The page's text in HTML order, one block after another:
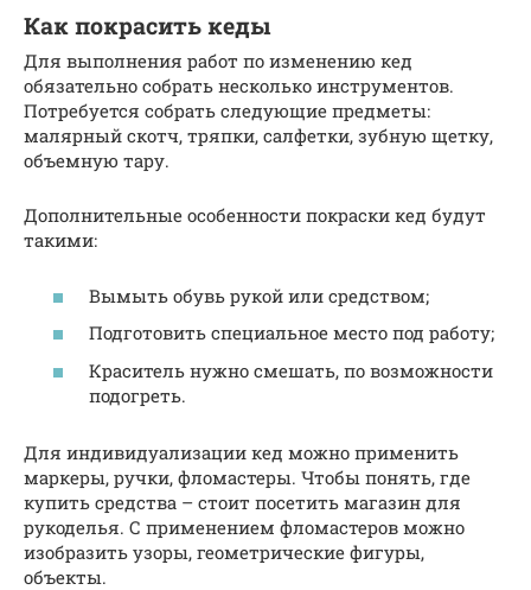
Как покрасить кеды
Для выполнения работ по изменению кед
обязательно собрать несколько инструментов.
Потребуется собрать следующие предметы:
малярный скотч, тряпки, салфетки, зубную щетку,
объемную тару.
Дополнительные особенности покраски кед будут
такими:
Вымыть обувь рукой или средством;
Подготовить специальное место под работу;
Краситель нужно смешать, по возможности
подогреть.
Для индивидуализации кед можно применить
маркеры, ручки, фломастеры. Чтобы понять, где
купить средства – стоит посетить магазин для
рукоделья. С применением фломастеров можно
изобразить узоры, геометрические фигуры,
объекты.